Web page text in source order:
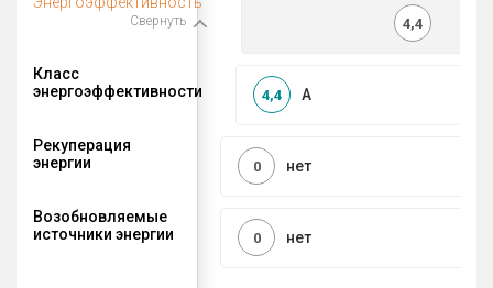
Свернуть 4,4
Класс
энергоэффективности
A
4,4
Рекуперация
энергии
нет
0
Возобновляемые
источники энергии
нет
0